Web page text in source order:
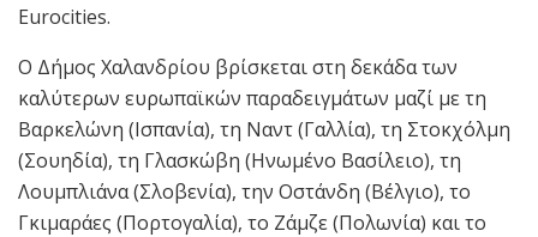
Eurocities.
Ο Δήμος Χαλανδρίου βρίσκεται στη δεκάδα των
καλύτερων ευρωπαϊκών παραδειγμάτων μαζί με τη
Βαρκελώνη (Ισπανία), τη Ναντ (Γαλλία), τη Στοκχόλμη
(Σουηδία), τη Γλασκώβη (Ηνωμένο Βασίλειο), τη
Λουμπλιάνα (Σλοβενία), την Οστάνδη (Βέλγιο), το
Γκιμαράες (Πορτογαλία), το Ζάμζε (Πολωνία) και το